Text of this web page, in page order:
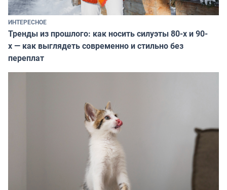
ИНТЕРЕСНОЕ
Тренды из прошлого: как носить силуэты 80-х и 90-
х — как выглядеть современно и стильно без
переплат